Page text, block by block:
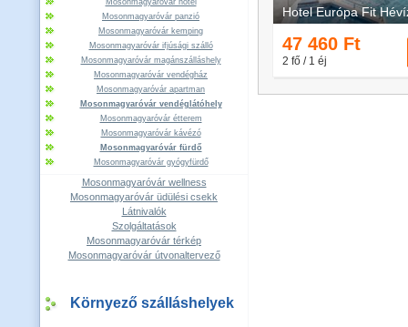
Mosonmagyaróvár hotel
Mosonmagyaróvár panzió
Mosonmagyaróvár kemping
Mosonmagyaróvár ifjúsági szálló
Mosonmagyaróvár magánszálláshely
Mosonmagyaróvár vendégház
Mosonmagyaróvár apartman
Mosonmagyaróvár vendéglátóhely
Mosonmagyaróvár étterem
Mosonmagyaróvár kávézó
Mosonmagyaróvár fürdő
Mosonmagyaróvár gyógyfürdő
Mosonmagyaróvár wellness
Mosonmagyaróvár üdülési csekk
Látnivalók
Szolgáltatások
Mosonmagyaróvár térkép
Mosonmagyaróvár útvonaltervező
Környező szálláshelyek